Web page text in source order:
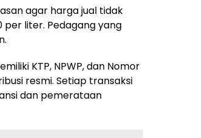
agar harga jual tidak
per liter. Pedagang yang
KTP, NPWP, dan Nomor
resmi. Setiap transaksi
dan pemerataan